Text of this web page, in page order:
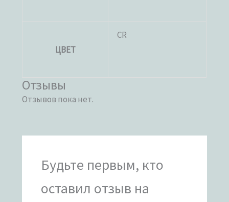
ЦВЕТ
CR
Отзывы
Отзывов пока нет.
Будьте первым, кто
оставил отзыв на